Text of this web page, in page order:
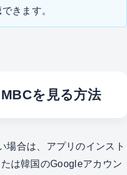
きます。
を見る方法
場合は、アプリのインスト
は韓国のGoogleアカウン